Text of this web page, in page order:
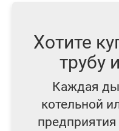
Хотите
трубу
Каждая
котельной